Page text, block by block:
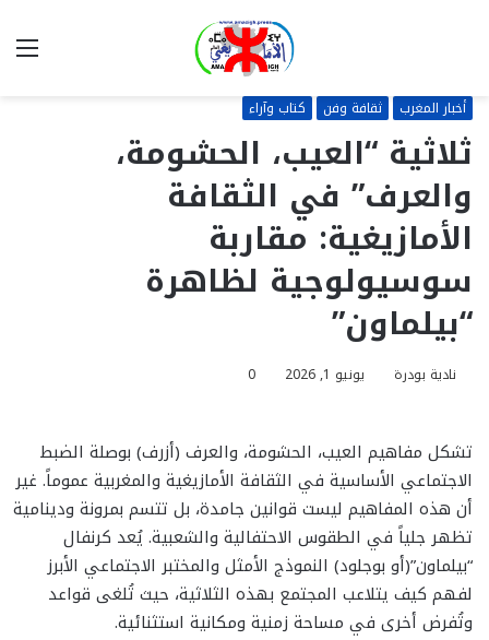
أخبار المغرب ثقافة وفن كتاب وآراء
ثلاثية “العيب، الحشومة،
والعرف” في الثقافة
الأمازيغية: مقاربة
سوسيولوجية لظاهرة
“بيلماون”
نادية بودرة يونيو 1, 2026 0
تشكل مفاهيم العيب، الحشومة، والعرف (أزرف) بوصلة الضبط
الاجتماعي الأساسية في الثقافة الأمازيغية والمغربية عموماً. غير
أن هذه المفاهيم ليست قوانين جامدة، بل تتسم بمرونة ودينامية
تظهر جلياً في الطقوس الاحتفالية والشعبية. يُعد كرنفال
“بيلماون”(أو بوجلود) النموذج الأمثل والمختبر الاجتماعي الأبرز
لفهم كيف يتلاعب المجتمع بهذه الثلاثية، حيث تُلغى قواعد
وتُفرض أخرى في مساحة زمنية ومكانية استثنائية.